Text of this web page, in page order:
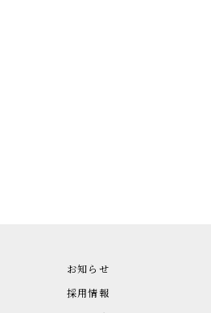
お知らせ
採用情報